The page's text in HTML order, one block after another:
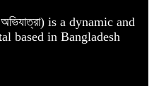
is a dynamic and
based in Bangladesh